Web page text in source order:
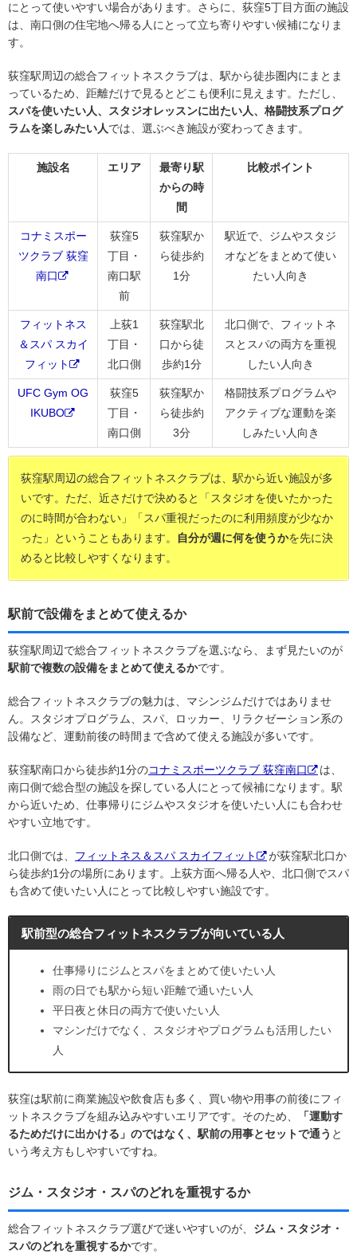
にとって使いやすい場合があります。さらに、荻窪5丁目方面の施設
は、南口側の住宅地へ帰る人にとって立ち寄りやすい候補になりま
す。
荻窪駅周辺の総合フィットネスクラブは、駅から徒歩圏内にまとま
っているため、距離だけで見るとどこも便利に見えます。ただし、
スパを使いたい人、スタジオレッスンに出たい人、格闘技系プログ
ラムを楽しみたい人では、選ぶべき施設が変わってきます。
施設名 エリア
最寄り駅
からの時
間
比較ポイント
コナミスポー
ツクラブ 荻窪
南口
荻窪5
丁目・
南口駅
前
荻窪駅か
ら徒歩約
1分
駅近で、ジムやスタジ
オなどをまとめて使い
たい人向き
フィットネス
＆スパ スカイ
フィット
上荻1
丁目・
北口側
荻窪駅北
口から徒
歩約1分
北口側で、フィットネ
スとスパの両方を重視
したい人向き
UFC Gym OG
IKUBO
荻窪5
丁目・
南口側
荻窪駅か
ら徒歩約
3分
格闘技系プログラムや
アクティブな運動を楽
しみたい人向き
荻窪駅周辺の総合フィットネスクラブは、駅から近い施設が多
いです。ただ、近さだけで決めると「スタジオを使いたかった
のに時間が合わない」「スパ重視だったのに利用頻度が少なか
った」ということもあります。
自分が週に何を使うかを先に決
めると比較しやすくなります。
駅前で設備をまとめて使えるか
荻窪駅周辺で総合フィットネスクラブを選ぶなら、まず見たいのが
駅前で複数の設備をまとめて使えるかです。
総合フィットネスクラブの魅力は、マシンジムだけではありませ
ん。スタジオプログラム、スパ、ロッカー、リラクゼーション系の
設備など、運動前後の時間まで含めて使える施設が多いです。
荻窪駅南口から徒歩約1分のコナミスポーツクラブ 荻窪南口
は、
南口側で総合型の施設を探している人にとって候補になります。駅
から近いため、仕事帰りにジムやスタジオを使いたい人にも合わせ
やすい立地です。
北口側では、 フィットネス＆スパ スカイフィット
が荻窪駅北口か
ら徒歩約1分の場所にあります。上荻方面へ帰る人や、北口側でスパ
も含めて使いたい人にとって比較しやすい施設です。
駅前型の総合フィットネスクラブが向いている人
仕事帰りにジムとスパをまとめて使いたい人
雨の日でも駅から短い距離で通いたい人
平日夜と休日の両方で使いたい人
マシンだけでなく、スタジオやプログラムも活用したい
人
荻窪は駅前に商業施設や飲食店も多く、買い物や用事の前後にフィ
ットネスクラブを組み込みやすいエリアです。そのため、
「運動す
るためだけに出かける」のではなく、駅前の用事とセットで通う と
いう考え方もしやすいですね。
ジム・スタジオ・スパのどれを重視するか
総合フィットネスクラブ選びで迷いやすいのが、 ジム・スタジオ・
スパのどれを重視するかです。